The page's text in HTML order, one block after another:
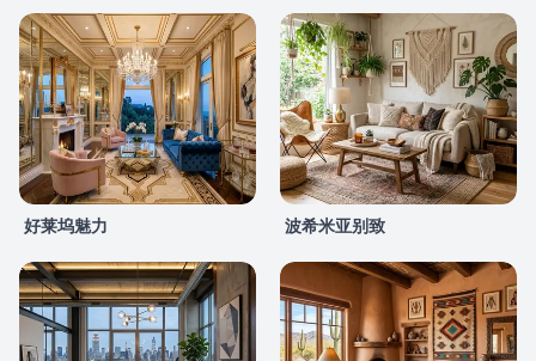
好莱坞魅力 波希米亚别致